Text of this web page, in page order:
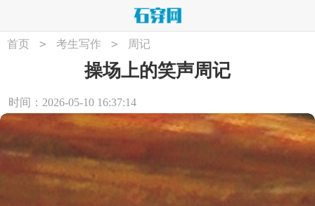
首页 > 考生写作 > 周记
操场上的笑声周记
时间：2026-05-10 16:37:14